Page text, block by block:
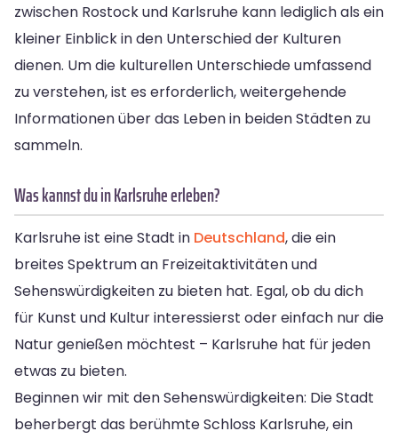
zwischen Rostock und Karlsruhe kann lediglich als ein
kleiner Einblick in den Unterschied der Kulturen
dienen. Um die kulturellen Unterschiede umfassend
zu verstehen, ist es erforderlich, weitergehende
Informationen über das Leben in beiden Städten zu
sammeln.
Was kannst du in Karlsruhe erleben?
Karlsruhe ist eine Stadt in Deutschland, die ein
breites Spektrum an Freizeitaktivitäten und
Sehenswürdigkeiten zu bieten hat. Egal, ob du dich
für Kunst und Kultur interessierst oder einfach nur die
Natur genießen möchtest – Karlsruhe hat für jeden
etwas zu bieten.
Beginnen wir mit den Sehenswürdigkeiten: Die Stadt
beherbergt das berühmte Schloss Karlsruhe, ein